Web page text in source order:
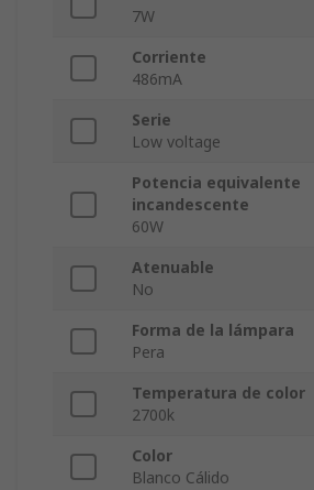
7W
Corriente
486mA
Serie
Low voltage
Potencia equivalente
incandescente
60W
Atenuable
No
Forma de la lámpara
Pera
Temperatura de color
2700k
Color
Blanco Cálido